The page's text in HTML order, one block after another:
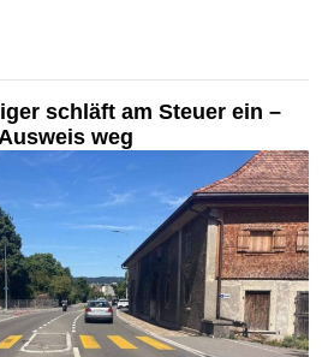
schläft am Steuer ein –
weg